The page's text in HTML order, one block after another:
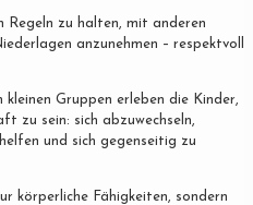
Regeln zu halten, mit anderen
anzunehmen – respektvoll
kleinen Gruppen erleben die Kinder,
zu sein: sich abzuwechseln,
und sich gegenseitig zu
körperliche Fähigkeiten, sondern